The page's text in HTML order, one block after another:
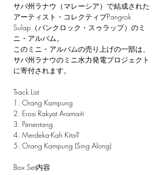
サバ州ラナウ（マレーシア）で結成された
アーティスト・コレクティブPangrok
Sulap（パンクロック・スゥラップ）のミ
ニ・アルバム。
このミニ・アルバムの売り上げの一部は、
サバ州ラナウのミニ水力発電プロジェクト
に寄付されます。
Track List
1. Orang Kampung
2. Erosi Rakyat Aramaiti
3. Penentang
4. Merdeka-Kah Kita?
5. Orang Kampung (Sing Along)
Box Set内容